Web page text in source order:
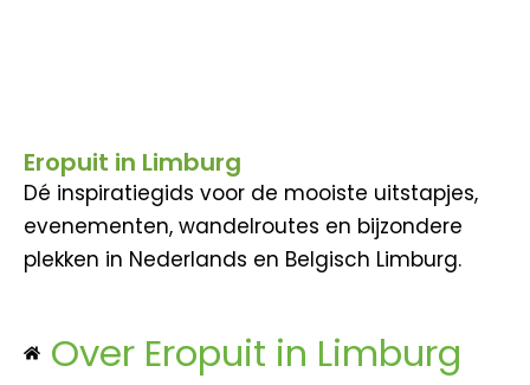
Eropuit in Limburg
Dé inspiratiegids voor de mooiste uitstapjes,
evenementen, wandelroutes en bijzondere
plekken in Nederlands en Belgisch Limburg.
Over Eropuit in Limburg